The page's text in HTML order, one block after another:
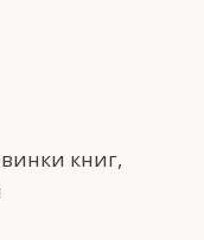
книг,